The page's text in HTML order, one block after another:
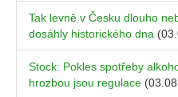
Tak levně v Česku dlouho
dosáhly historického dna
Stock: Pokles spotřeby
hrozbou jsou regulace